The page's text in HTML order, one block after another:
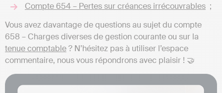
Compte 654 – Pertes sur créances irrécouvrables ;
Vous avez davantage de questions au sujet du compte
658 – Charges diverses de gestion courante ou sur la
tenue comptable? N’hésitez pas à utiliser l’espace
commentaire, nous vous répondrons avec plaisir ! 🤝